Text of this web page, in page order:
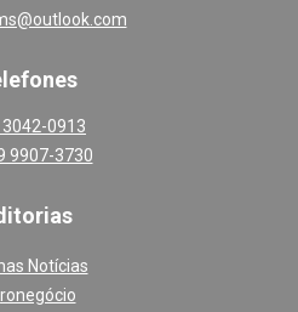
0913
9907-3730
s
Notícias